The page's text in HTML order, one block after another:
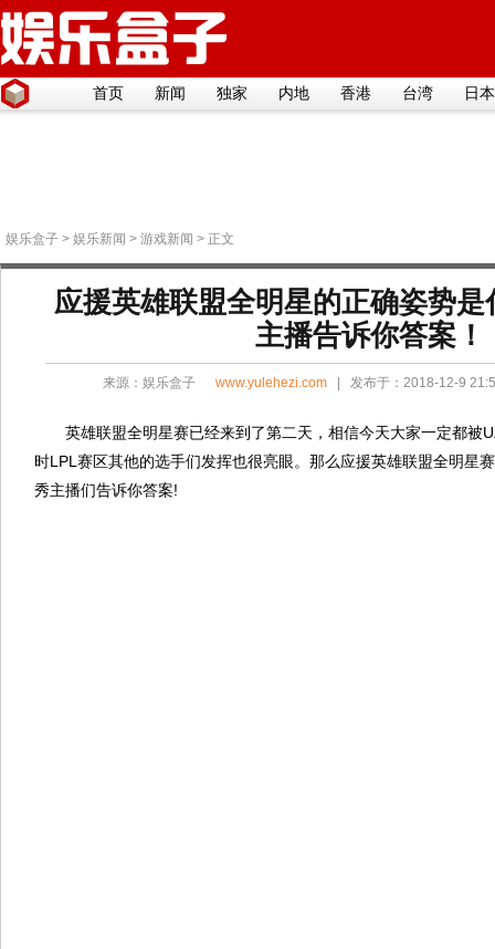
首页 新闻 独家 内地 香港 台湾 日本
娱乐盒子 > 娱乐新闻 > 游戏新闻 > 正文
应援英雄联盟全明星的正确姿势
主播告诉你答案！
来源： 娱乐盒子 www.yulehezi.com| 发布于：2018-12-9
英雄联盟全明星赛已经来到了第二天，相信今天大家一定都被
时LPL赛区其他的选手们发挥也很亮眼。那么应援英雄联盟全明星
秀主播们告诉你答案!